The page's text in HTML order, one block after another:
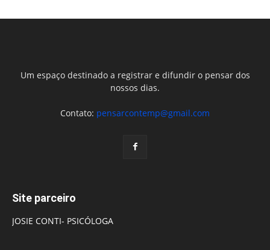
Um espaço destinado a registrar e difundir o pensar dos
nossos dias.
Contato: pensarcontemp@gmail.com
Site parceiro
JOSIE CONTI- PSICÓLOGA